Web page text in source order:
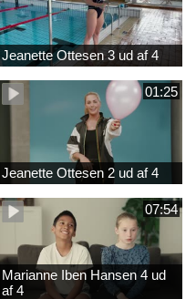
Jeanette Ottesen 3 ud af 4
01:25
Jeanette Ottesen 2 ud af 4
07:54
Marianne Iben Hansen 4 ud
af 4